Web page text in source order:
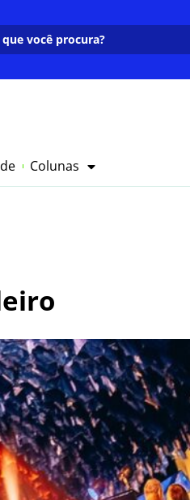
Colunas